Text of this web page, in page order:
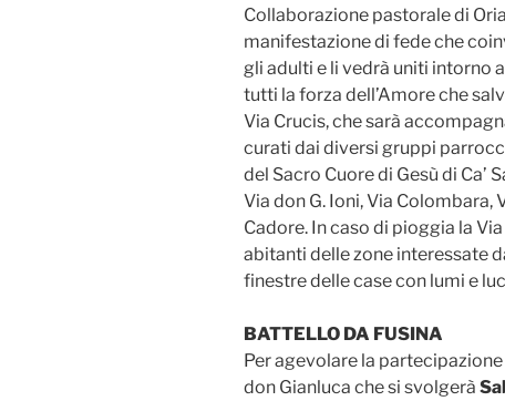
Collaborazione pastorale di
manifestazione di fede che
gli adulti e li vedrà uniti intorno
tutti la forza dell’Amore che
Via Crucis, che sarà
curati dai diversi gruppi
del Sacro Cuore di Gesù di Ca’
Via don G. Ioni, Via Colombara,
Cadore. In caso di pioggia la
abitanti delle zone interessate
finestre delle case con lumi e
BATTELLO DA FUSINA
Per agevolare la
don Gianluca che si svolgerà